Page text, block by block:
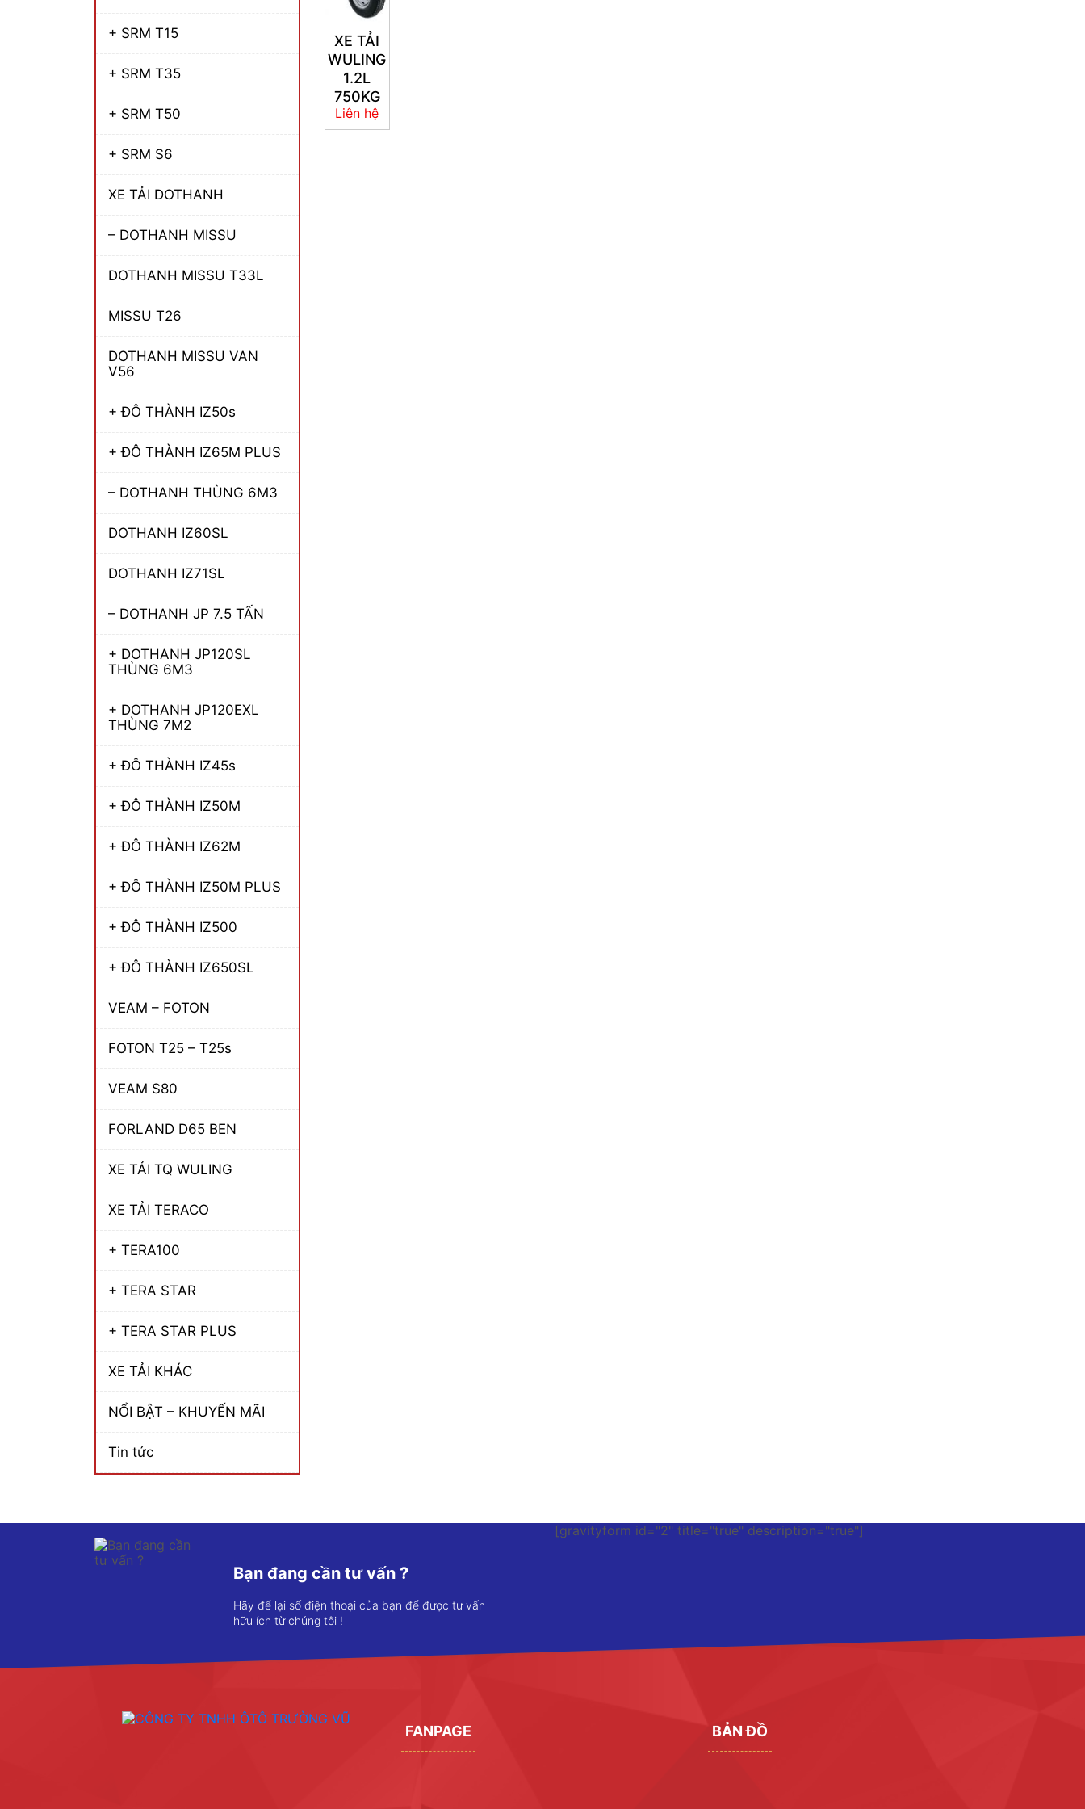
+ SRM T15
+ SRM T35
+ SRM T50
+ SRM S6
XE TẢI DOTHANH
– DOTHANH MISSU
DOTHANH MISSU T33L
MISSU T26
DOTHANH MISSU VAN
V56
+ ĐÔ THÀNH IZ50s
+ ĐÔ THÀNH IZ65M PLUS
– DOTHANH THÙNG 6M3
DOTHANH IZ60SL
DOTHANH IZ71SL
– DOTHANH JP 7.5 TẤN
+ DOTHANH JP120SL
THÙNG 6M3
+ DOTHANH JP120EXL
THÙNG 7M2
+ ĐÔ THÀNH IZ45s
+ ĐÔ THÀNH IZ50M
+ ĐÔ THÀNH IZ62M
+ ĐÔ THÀNH IZ50M PLUS
+ ĐÔ THÀNH IZ500
+ ĐÔ THÀNH IZ650SL
VEAM – FOTON
FOTON T25 – T25s
VEAM S80
FORLAND D65 BEN
XE TẢI TQ WULING
XE TẢI TERACO
+ TERA100
+ TERA STAR
+ TERA STAR PLUS
XE TẢI KHÁC
NỔI BẬT – KHUYẾN MÃI
Tin tức
XE TẢI
WULING
1.2L
750KG
Liên hệ
Bạn đang cần tư vấn ?
Hãy để lại số điện thoại của bạn để được tư vấn
hữu ích từ chúng tôi !
[gravityform id="2" title="true" description="true"]
FANPAGE BẢN ĐỒ